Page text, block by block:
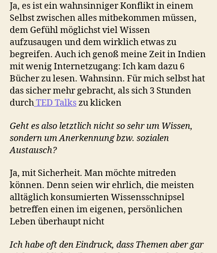
Ja, es ist ein wahnsinniger Konflikt in einem
Selbst zwischen alles mitbekommen müssen,
dem Gefühl möglichst viel Wissen
aufzusaugen und dem wirklich etwas zu
begreifen. Auch ich genoß meine Zeit in Indien
mit wenig Internetzugang: Ich kam dazu 6
Bücher zu lesen. Wahnsinn. Für mich selbst hat
das sicher mehr gebracht, als sich 3 Stunden
durchTED Talkszu klicken
Geht es also letztlich nicht so sehr um Wissen,
sondern um Anerkennung bzw. sozialen
Austausch?
Ja, mit Sicherheit. Man möchte mitreden
können. Denn seien wir ehrlich, die meisten
alltäglich konsumierten Wissensschnipsel
betreffen einen im eigenen, persönlichen
Leben überhaupt nicht
Ich habe oft den Eindruck, dass Themen aber gar